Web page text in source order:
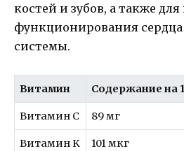
костей и зубов, а также
функционирования
системы.
Витамин Содержание на
Витамин C 89 мг
Витамин K 101 мкг